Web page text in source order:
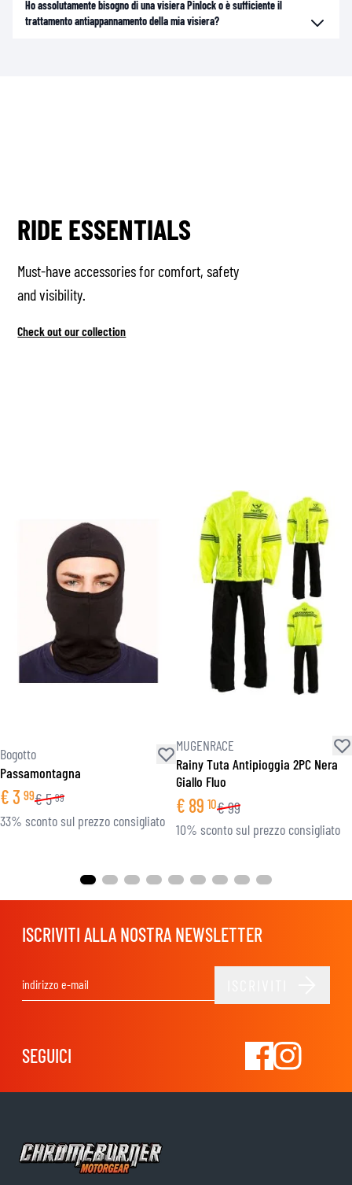
Ho assolutamente bisogno di una visiera Pinlock o è sufficiente il
trattamento antiappannamento della mia visiera?
RIDE ESSENTIALS
Must-have accessories for comfort, safety
and visibility.
Check out our collection
Bogotto
Passamontagna
€3 99€5 99
33% sconto sul prezzo consigliato
MUGENRACE
Rainy Tuta Antipioggia 2PC Nera
Giallo Fluo
€ 89 10€99
10% sconto sul prezzo consigliato
ISCRIVITI ALLA NOSTRA NEWSLETTER
SEGUICI